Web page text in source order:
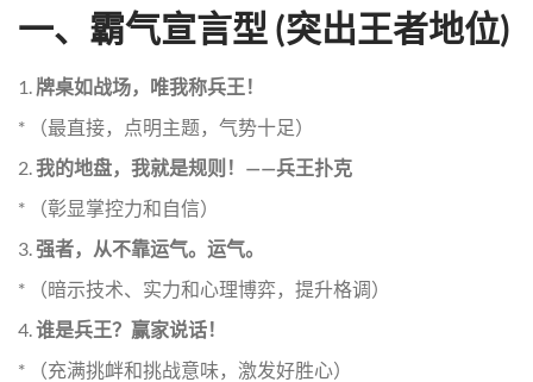
一、霸气宣言型 (突出王者地位)
1. 牌桌如战场，唯我称兵王！
* （最直接，点明主题，气势十足）
2.我的地盘，我就是规则！——兵王扑克
* （彰显掌控力和自信）
3.强者，从不靠运气。运气。
* （暗示技术、实力和心理博弈，提升格调）
4.谁是兵王？赢家说话！
* （充满挑衅和挑战意味，激发好胜心）